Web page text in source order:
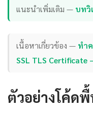
แนะนำเพิ่มเติม — บทวิ
เนื้อหาเกี่ยวข้อง — ทำ
SSL TLS
ตัวอย่างโค้ด